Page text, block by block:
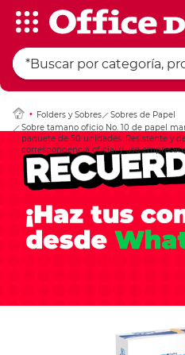
Folders y Sobres
Sobres de Papel
Sobre tamano oficio No. 10 de papel
paquete de 50 unidades. Resistente y
correspondencia oficial y uso